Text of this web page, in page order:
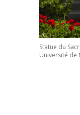
Statue du
Université de